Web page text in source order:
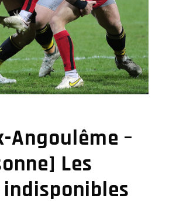
Angoulême –
Les